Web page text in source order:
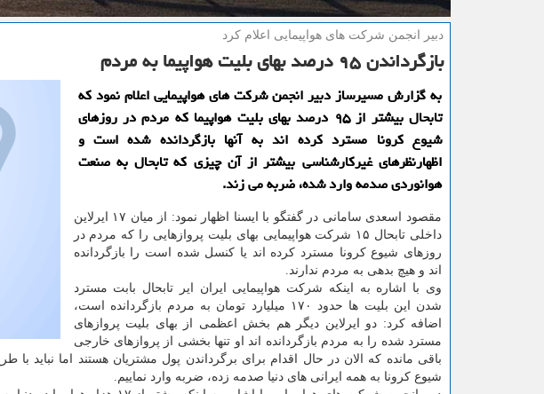
دبیر انجمن شركت های هواپیمایی اعلام كرد
بازگرداندن ۹۵ درصد بهای بلیت هواپیما به مردم
به گزارش مسیرساز دبیر انجمن شركت های هواپیمایی اعلام نمود كه
تابحال بیشتر از ۹۵ درصد بهای بلیت هواپیما كه مردم در روزهای
شیوع كرونا مسترد كرده اند به آنها بازگردانده شده است و
اظهارنظرهای غیركارشناسی بیشتر از آن چیزی كه تابحال به صنعت
هوانوردی صدمه وارد شده، ضربه می زند.
مقصود اسعدی سامانی در گفتگو با ایسنا اظهار نمود: از میان ۱۷ ایرلاین
داخلی تابحال ۱۵ شرکت هواپیمایی بهای بلیت پروازهایی را که مردم در
روزهای شیوع کرونا مسترد کرده اند یا کنسل شده است را بازگردانده
اند و هیچ بدهی به مردم ندارند.
وی با اشاره به اینکه شرکت هواپیمایی ایران ایر تابحال بابت مسترد
شدن این بلیت ها حدود ۱۷۰ میلیارد تومان به مردم بازگردانده است،
اضافه کرد: دو ایرلاین دیگر هم بخش اعظمی از بهای بلیت پروازهای
مسترد شده را به مردم بازگردانده اند او تنها بخشی از پروازهای خارجی
باقی مانده که الان در حال اقدام برای برگرداندن پول مشتریان هستند اما نباید
شیوع کرونا به همه ایرانی های دنیا صدمه زده، ضربه وارد نماییم.